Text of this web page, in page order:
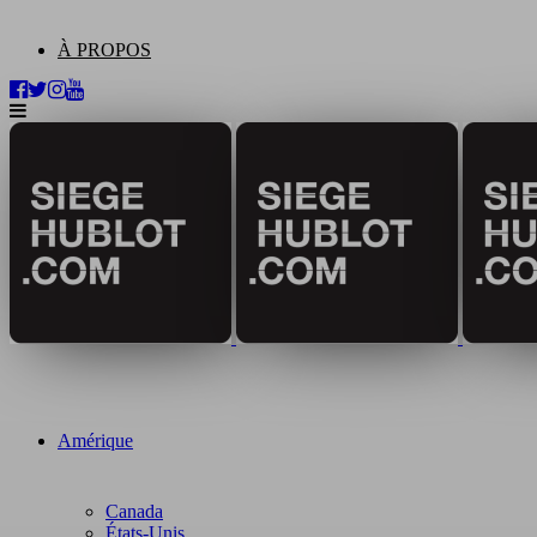
À PROPOS
Amérique
Canada
États-Unis